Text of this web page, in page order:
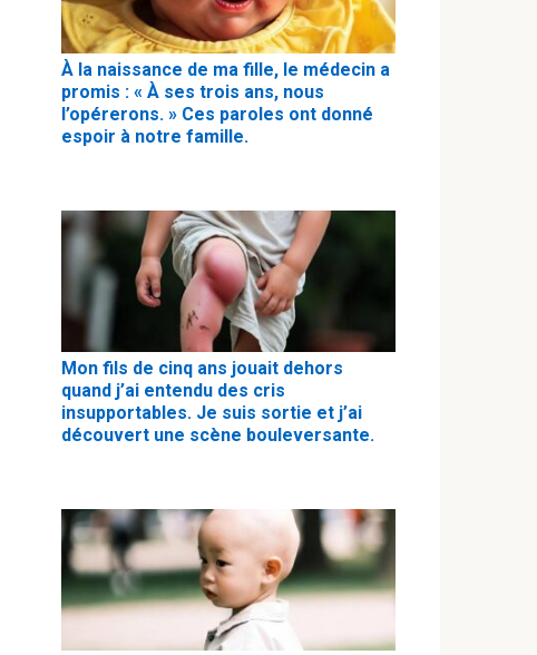
À la naissance de ma fille, le médecin a
promis : « À ses trois ans, nous
l’opérerons. » Ces paroles ont donné
espoir à notre famille.
Mon fils de cinq ans jouait dehors
quand j’ai entendu des cris
insupportables. Je suis sortie et j’ai
découvert une scène bouleversante.